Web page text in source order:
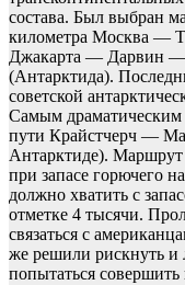
состава. Был выбран
километра Москва —
Джакарта — Дарвин
(Антарктида).
советской
Самым драматическим
пути Крайстчерч —
Антарктиде). Маршрут
при запасе горючего
должно хватить с
отметке 4 тысячи.
связаться с
же решили рискнуть и
попытаться